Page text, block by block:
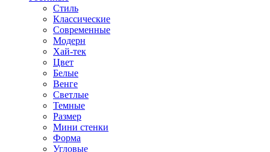
Стиль
Классические
Современные
Модерн
Хай-тек
Цвет
Белые
Венге
Светлые
Темные
Размер
Мини стенки
Форма
Угловые